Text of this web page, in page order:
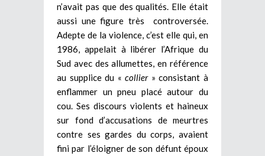
n’avait pas que des qualités. Elle était
aussi une figure très controversée.
Adepte de la violence, c’est elle qui, en
1986, appelait à libérer l’Afrique du
Sud avec des allumettes, en référence
au supplice du «collier» consistant à
enflammer un pneu placé autour du
cou. Ses discours violents et haineux
sur fond d’accusations de meurtres
contre ses gardes du corps, avaient
fini par l’éloigner de son défunt époux